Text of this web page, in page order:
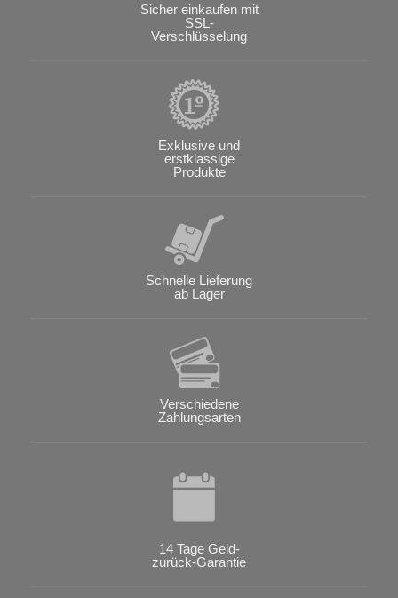
Sicher einkaufen mit
SSL-
Verschlüsselung
Exklusive und
erstklassige
Produkte
Schnelle Lieferung
ab Lager
Verschiedene
Zahlungsarten
14 Tage Geld-
zurück-Garantie